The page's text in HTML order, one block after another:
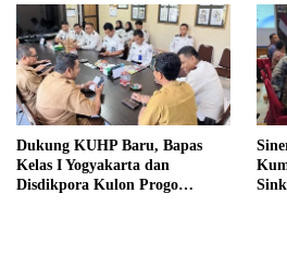
Dukung KUHP Baru, Bapas
Kelas I Yogyakarta dan
Disdikpora Kulon Progo